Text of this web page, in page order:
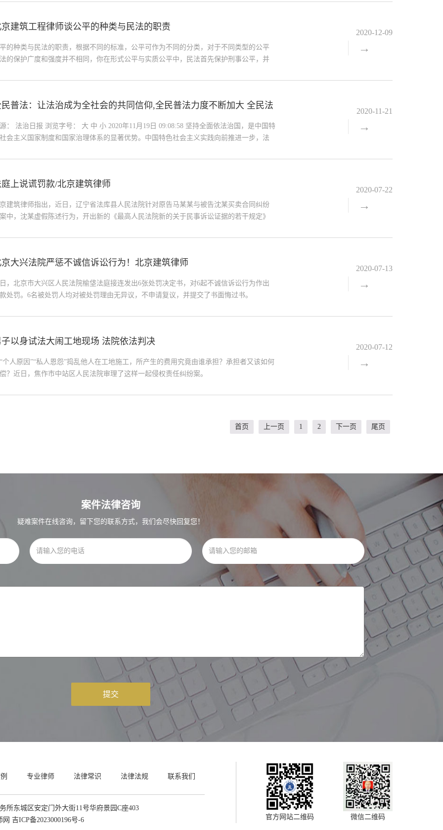
院不仅从行为本身，而且结合行为的有关情事，综合判断其是否具有反攻蓄量索性，审
违反公序良俗的行为进行准确判断和认定，但必须承认，公序良俗的类型十分复杂，且
建筑工程律师谈公平的种类与民法的职责
的种类与民法的职责，根据不同的标准，公平可作为不同的分类，对于不同类型的公平
的保护广度和强度并不相同，你在形式公平与实质公平中，民法首先保护刑事公平，并
平等和行为自由，可成为起点公平规则公平，刑事公平的任务是确保所有民事主体依据
平近代社会发展的重大进步，体现了对特权的否定，任何人，无论身份高低，财富多
2020-12-09
→
普法：让法治成为全社会的共同信仰,全民普法力度不断加大 全民法
观念日益增强
： 法治日报 浏览字号： 大 中 小 2020年11月19日 09:08:58 坚持全面依法治国，是中国特
会主义国家制度和国家治理体系的显著优势。中国特色社会主义实践向前推进一步，法
来，以习近平同志为核心的党中央高度重视全民普法工作，强调坚持把全民普法和守法
面依法治国的新十六字方针。
2020-11-21
→
庭上说谎罚款/北京建筑律师
建筑律师指出，近日，辽宁省法库县人民法院针对原告马某某与被告沈某买卖合同纠纷
中，沈某虚假陈述行为，开出新的《最高人民法院新的关于民事诉讼证据的若干规定》
2020-07-22
→
大兴法院严惩不诚信诉讼行为！北京建筑律师
，北京市大兴区人民法院榆垡法庭接连发出6张处罚决定书，对6起不诚信诉讼行为作出
处罚。6名被处罚人均对被处罚理由无异议，不申请复议，并提交了书面悔过书。
2020-07-13
→
子以身试法大闹工地现场 法院依法判决
个人原因”“私人恩怨”捣乱他人在工地施工，所产生的费用究竟由谁承担？承担者又该如何
？近日，焦作市中站区人民法院审理了这样一起侵权责任纠纷案。
2020-07-12
→
首页 上一页 1 2 下一页 尾页
案件法律咨询
疑难案件在线咨询，留下您的联系方式，我们会尽快回复您！
提交
专业律师 法律常识 法律法规 联系我们
所东城区安定门外大街11号华府景园C座403
网 吉ICP备2023000196号-6 官方网站二维码 微信二维码